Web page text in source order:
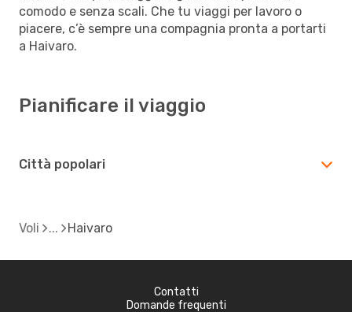
comodo e senza scali. Che tu viaggi per lavoro o
piacere, c’è sempre una compagnia pronta a portarti
a Haivaro.
Pianificare il viaggio
Città popolari
Voli Haivaro
Contatti
Domande frequenti